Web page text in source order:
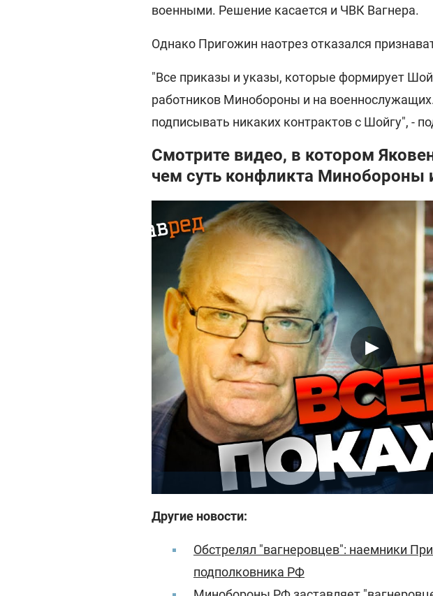
военными. Решение касается и ЧВК Вагнера.
Однако Пригожин наотрез отказался
"Все приказы и указы, которые формирует
работников Минобороны и на
подписывать никаких контрактов с Шойгу", -
Смотрите видео, в котором
чем суть конфликта Минобороны
Другие новости:
Обстрелял "вагнеровцев": наемники
подполковника РФ